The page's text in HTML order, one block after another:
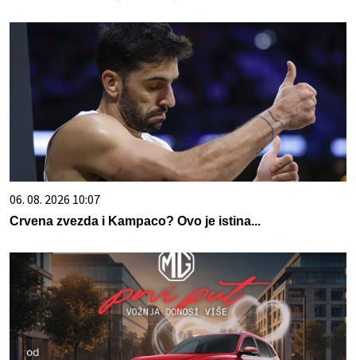
06. 08. 2026 10:07
Crvena zvezda i Kampaco? Ovo je istina...